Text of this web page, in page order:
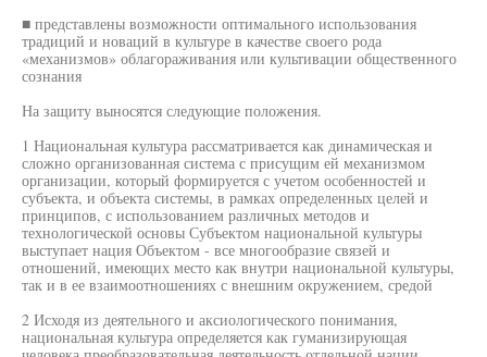
■ представлены возможности оптимального использования
традиций и новаций в культуре в качестве своего рода
«механизмов» облагораживания или культивации общественного
сознания
На защиту выносятся следующие положения.
1 Национальная культура рассматривается как динамическая и
сложно организованная система с присущим ей механизмом
организации, который формируется с учетом особенностей и
субъекта, и объекта системы, в рамках определенных целей и
принципов, с использованием различных методов и
технологической основы Субъектом национальной культуры
выступает нация Объектом - все многообразие связей и
отношений, имеющих место как внутри национальной культуры,
так и в ее взаимоотношениях с внешним окружением, средой
2 Исходя из деятельного и аксиологического понимания,
национальная культура определяется как гуманизирующая